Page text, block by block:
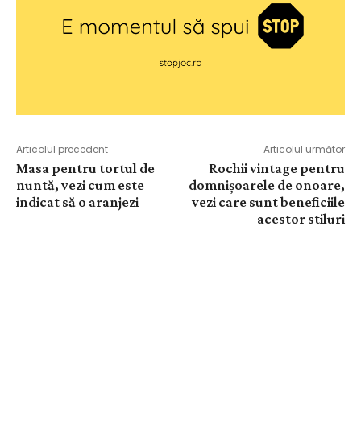
Articolul precedent
Masa pentru tortul de
nuntă, vezi cum este
indicat să o aranjezi
Articolul următor
Rochii vintage pentru
domnișoarele de onoare,
vezi care sunt beneficiile
acestor stiluri